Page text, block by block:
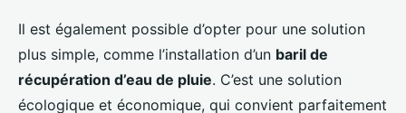
Il est également possible d’opter pour une solution
plus simple, comme l’installation d’un baril de
récupération d’eau de pluie. C’est une solution
écologique et économique, qui convient parfaitement